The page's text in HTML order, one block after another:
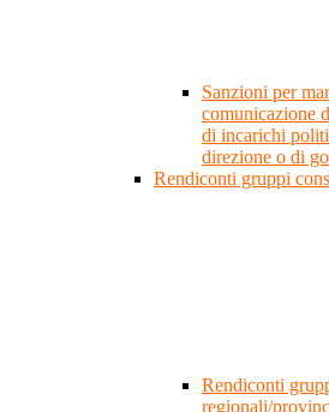
Sanzioni per
comunicazione
di incarichi
direzione o di
Rendiconti gruppi
Rendiconti
regionali/